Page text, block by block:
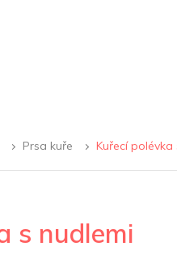
Prsa kuře Kuřecí polévka
s nudlemi